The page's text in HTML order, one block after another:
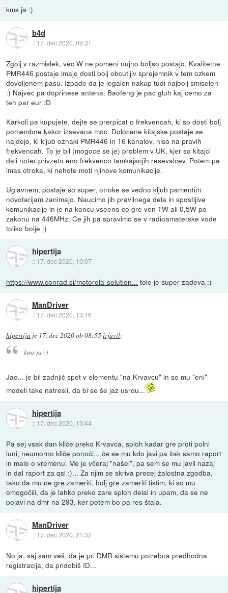
kms ja :)
b4d
:: 17. dec 2020, 09:31
Zgolj v razmislek, vec W ne pomeni nujno boljso postajo. Kvalitetne
PMR446 postaje imajo dosti bolj obcutljiv sprejemnik v tem ozkem
dovoljenem pasu. Izpade da je legalen nakup tudi najbolj smiselen
:) Najvec pa doprinese antena. Baofeng je pac gluh kaj cemo za
teh par eur :D
Karkoli pa kupujete, dejte se prerpicat o frekvencah, ki so dosti bolj
pomembne kakor izsevana moc. Dolocene kitajske postaje se
najdejo, ki kljub oznaki PMR446 in 16 kanalov, niso na pravih
frekvencah. To je bil (mogoce se je) problem v UK, kjer so kitajci
dali noter privzeto eno frekvenco tamkajsnjih resevalcev. Potem pa
imas otroka, ki nehote moti njihove komunikacije.
Uglavnem, postaje so super, otroke se vedno kljub pamentim
novotarijam zanimajo. Naucimo jih pravilnega dela in spostljive
komunikacije in je na koncu vseeno ce gre ven 1W ali 0,5W po
zakonu na 446MHz. Ce jih pa spravimo se v radioamaterske vode
toliko bolje :)
hipertija
:: 17. dec 2020, 10:07
https://www.conrad.si/motorola-solution... tole je super zadeva ;)
ManDriver
:: 17. dec 2020, 13:16
hipertija je 17. dec 2020 ob 08:55izjavil:
kms ja :)
Jao... je bil zadnjič spet v elementu "na Krvavcu" in so mu "eni"
modeli take natresli, da bi se še jaz usrou...
hipertija
:: 17. dec 2020, 13:44
Pa sej vsak dan kliče preko Krvavca, sploh kadar gre proti polni
luni, neumorno kliče ponoči... če se mu kdo javi pa itak samo raport
in malo o vremenu. Me je včeraj "našel", pa sem se mu javil nazaj
in dal raport za qsl :)... Za njim se skriva precej žalostna zgodba,
tako da mu ne gre zameriti, bolj gre zameriti tistim, ki so mu
omogočili, da je lahko preko zare sploh delal in upam, da se ne
pojavi na dmr na 293, ker potem bo pa res štala.
ManDriver
:: 17. dec 2020, 21:32
No ja, saj sam veš, da je pri DMR sistemu potrebna predhodna
registracija, da pridobiš ID...
hipertija